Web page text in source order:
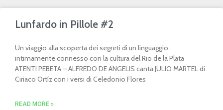
Lunfardo in Pillole #2
Un viaggio alla scoperta dei segreti di un linguaggio
intimamente connesso con la cultura del Rio de la Plata
ATENTI PEBETA – ALFREDO DE ANGELIS canta JULIO MARTEL di
Ciriaco Ortíz con i versi di Celedonio Flores
READ MORE »